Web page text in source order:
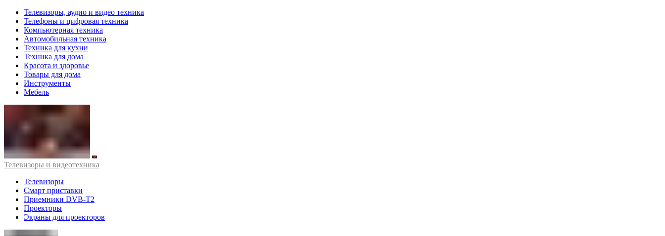
Телевизоры, аудио и видео техника
Телефоны и цифровая техника
Компьютерная техника
Автомобильная техника
Техника для кухни
Техника для дома
Красота и здоровье
Товары для дома
Инструменты
Мебель
Телевизоры и видеотехника
Телевизоры
Смарт приставки
Приемники DVB-T2
Проекторы
Экраны для проекторов